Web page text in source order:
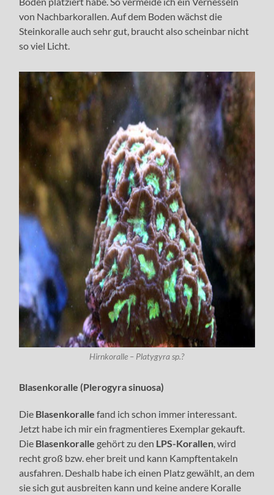
von Nachbarkorallen. Auf dem Boden wächst die
Steinkoralle auch sehr gut, braucht also scheinbar nicht
so viel Licht.
Hirnkoralle – Platygyra sp.?
Blasenkoralle (Plerogyra sinuosa)
Die Blasenkorallefand ich schon immer interessant.
Jetzt habe ich mir ein fragmentieres Exemplar gekauft.
Die Blasenkoralle gehört zu den LPS-Korallen , wird
recht groß bzw. eher breit und kann Kampftentakeln
ausfahren. Deshalb habe ich einen Platz gewählt, an dem
sie sich gut ausbreiten kann und keine andere Koralle